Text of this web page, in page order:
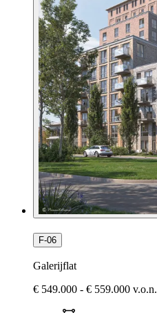
F-06
Galerijflat
€ 549.000 - € 559.000 v.o.n.